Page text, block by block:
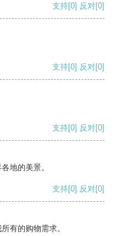
支持[0] 反对[0]
支持[0] 反对[0]
支持[0] 反对[0]
地的美景。
支持[0] 反对[0]
有的购物需求。